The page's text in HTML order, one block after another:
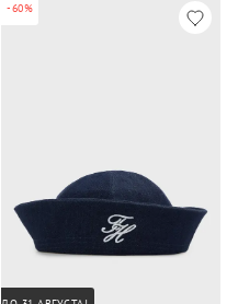
-60%